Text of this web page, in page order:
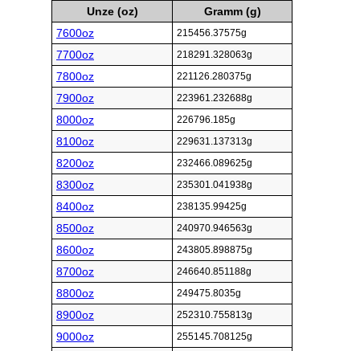
Unze (oz)
Gramm (g)
7600oz
215456.37575g
7700oz 218291.328063g
7800oz 221126.280375g
7900oz 223961.232688g
8000oz 226796.185g
8100oz 229631.137313g
8200oz 232466.089625g
8300oz 235301.041938g
8400oz 238135.99425g
8500oz 240970.946563g
8600oz 243805.898875g
8700oz 246640.851188g
8800oz 249475.8035g
8900oz 252310.755813g
9000oz 255145.708125g